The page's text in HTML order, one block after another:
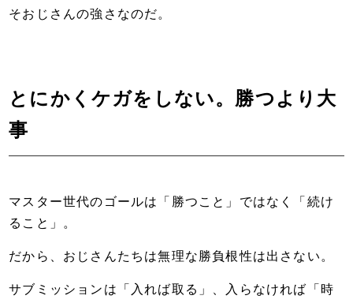
そおじさんの強さなのだ。
とにかくケガをしない。勝つより大
事
マスター世代のゴールは「勝つこと」ではなく「続け
ること」。
だから、おじさんたちは無理な勝負根性は出さない。
サブミッションは「入れば取る」、入らなければ「時